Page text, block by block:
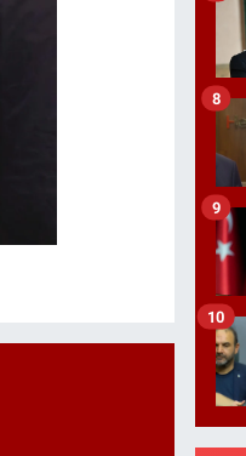
8
9
10